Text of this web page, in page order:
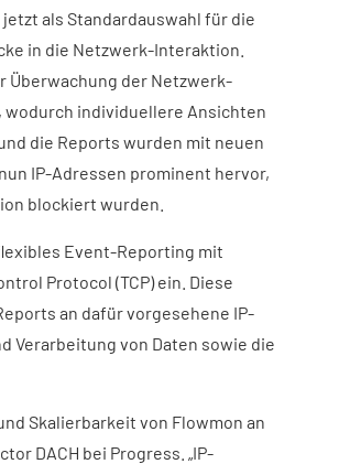
als Standardauswahl für die
in die Netzwerk-Interaktion.
Überwachung der Netzwerk-
individuellere Ansichten
die Reports wurden mit neuen
IP-Adressen prominent hervor,
blockiert wurden.
Event-Reporting mit
Protocol (TCP) ein. Diese
an dafür vorgesehene IP-
Verarbeitung von Daten sowie die
Skalierbarkeit von Flowmon an
DACH bei Progress. „IP-